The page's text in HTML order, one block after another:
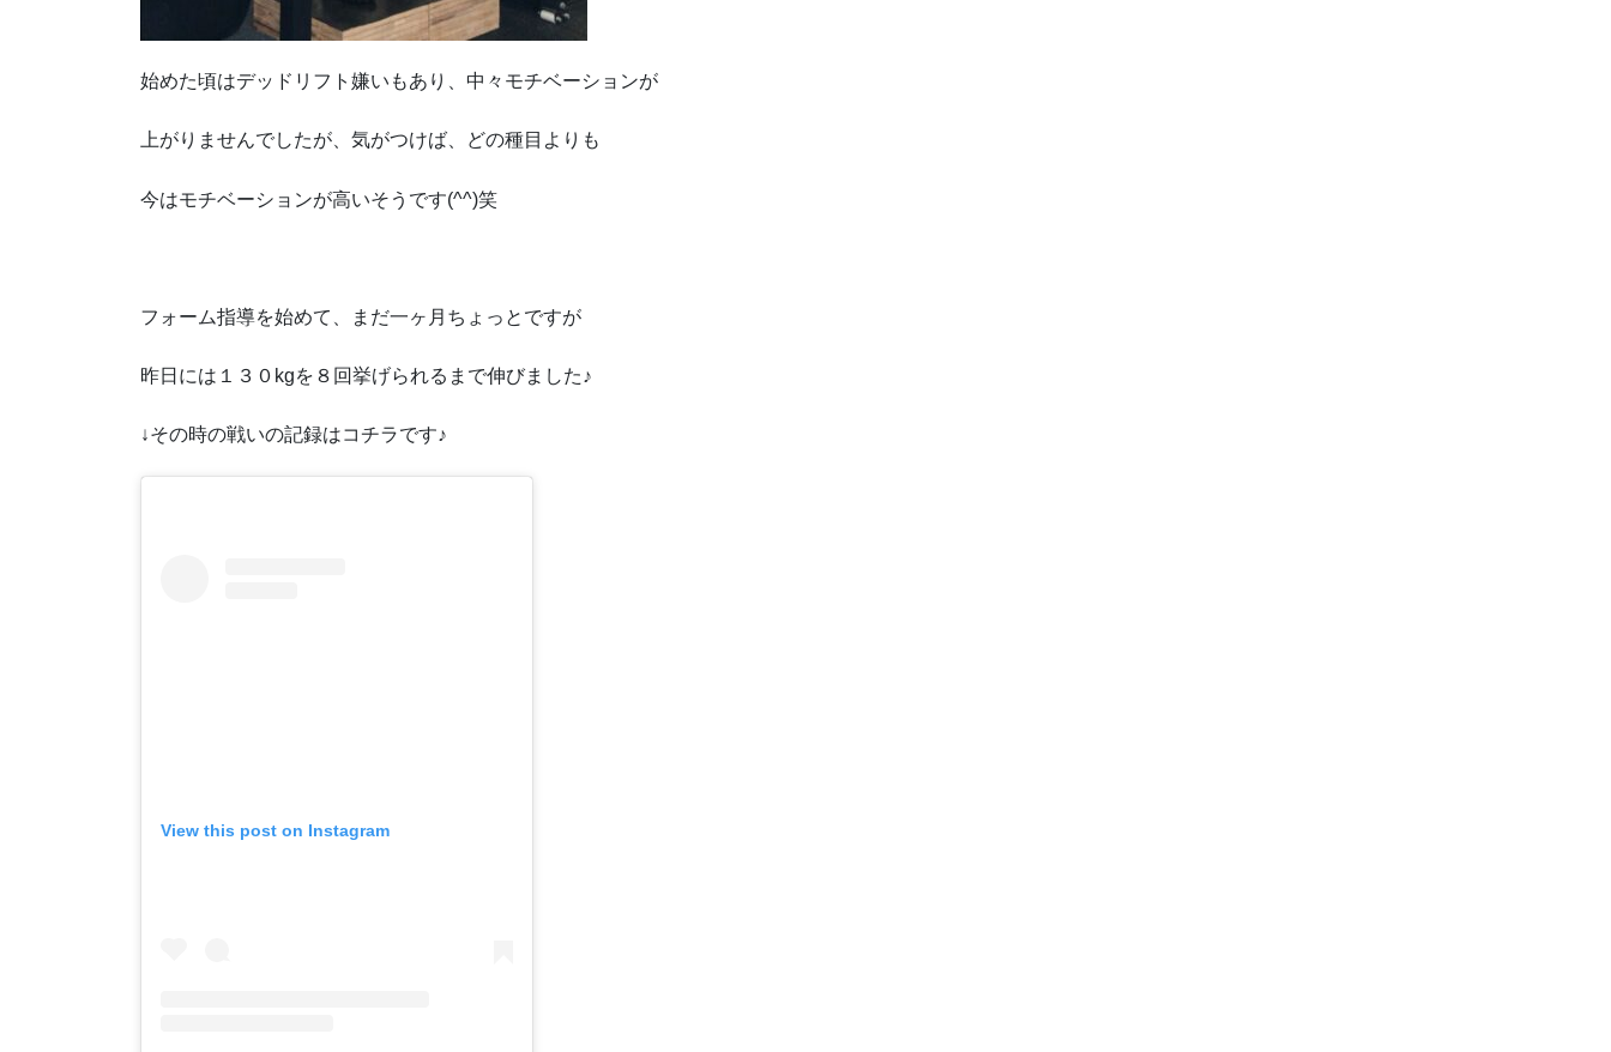
始めた頃はデッドリフト嫌いもあり、中々モチベーションが
上がりませんでしたが、気がつけば、どの種目よりも
今はモチベーションが高いそうです(^^)笑
フォーム指導を始めて、まだ一ヶ月ちょっとですが
昨日には１３０kgを８回挙げられるまで伸びました♪
↓その時の戦いの記録はコチラです♪
View this post on Instagram